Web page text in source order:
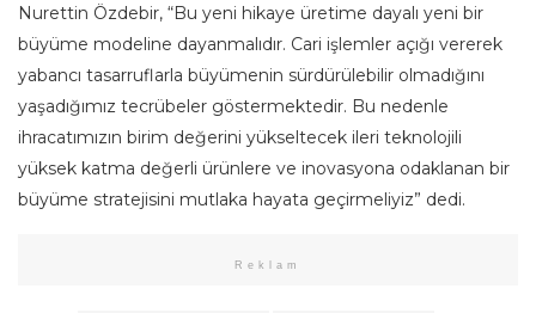
Nurettin Özdebir, “Bu yeni hikaye üretime dayalı yeni bir
büyüme modeline dayanmalıdır. Cari işlemler açığı vererek
yabancı tasarruflarla büyümenin sürdürülebilir olmadığını
yaşadığımız tecrübeler göstermektedir. Bu nedenle
ihracatımızın birim değerini yükseltecek ileri teknolojili
yüksek katma değerli ürünlere ve inovasyona odaklanan bir
büyüme stratejisini mutlaka hayata geçirmeliyiz” dedi.
Reklam